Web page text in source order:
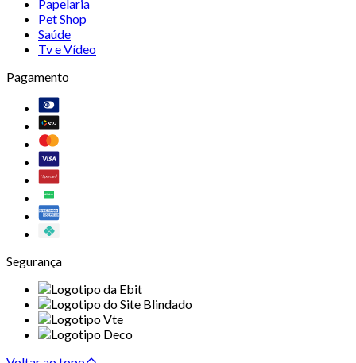
Papelaria
Pet Shop
Saúde
Tv e Vídeo
Pagamento
Segurança